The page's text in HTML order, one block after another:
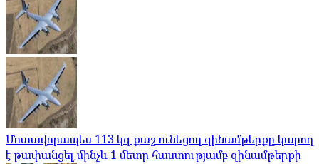
Մոտավորապես 113 կգ քաշ ունեցող զինամթերքը կարող
է թափանցել մինչև 1 մետր հաստությամբ զինամթերքի